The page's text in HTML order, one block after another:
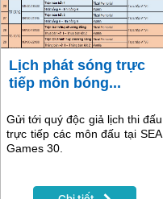
Lịch phát sóng trực
tiếp môn bóng...
Gửi tới quý độc giả lịch thi đấu
trực tiếp các môn đấu tại SEA
Games 30.